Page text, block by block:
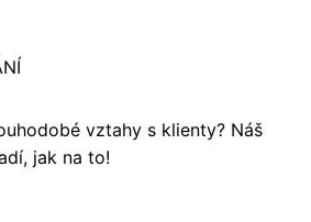
vztahy s klienty? Náš
jak na to!